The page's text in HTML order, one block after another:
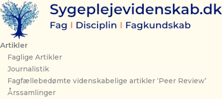
Gå
til
indholdet
Artikler
Faglige Artikler
Journalistik
Fagfællebedømte videnskabelige artikler ‘Peer Review’
Årssamlinger